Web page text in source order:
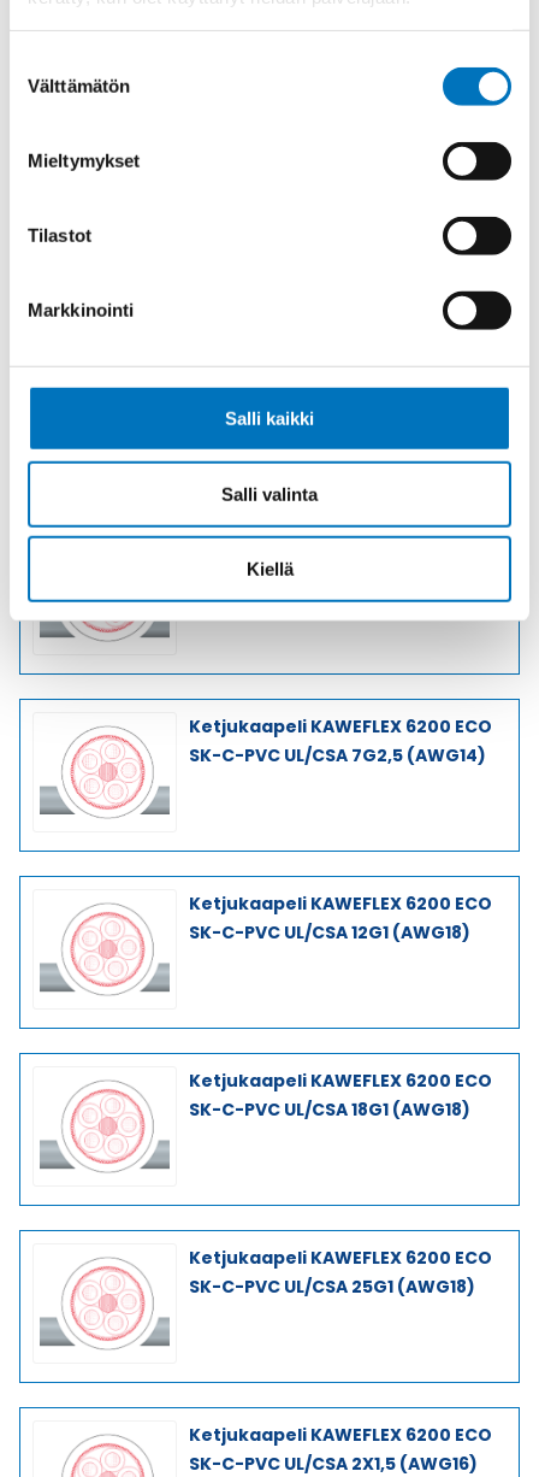
valinta
Välttämätön
Mieltymykset
Tilastot
Markkinointi
Salli kaikki
Salli valinta
Kiellä
SK-C-PVC UL/CSA 3G2,5 (AWG14)
Ketjukaapeli KAWEFLEX 6200 ECO
SK-C-PVC UL/CSA 5G2,5 (AWG14)
Ketjukaapeli KAWEFLEX 6200 ECO
SK-C-PVC UL/CSA 7G2,5 (AWG14)
Ketjukaapeli KAWEFLEX 6200 ECO
SK-C-PVC UL/CSA 12G1 (AWG18)
Ketjukaapeli KAWEFLEX 6200 ECO
SK-C-PVC UL/CSA 18G1 (AWG18)
Ketjukaapeli KAWEFLEX 6200 ECO
SK-C-PVC UL/CSA 25G1 (AWG18)
Ketjukaapeli KAWEFLEX 6200 ECO
SK-C-PVC UL/CSA 2X1,5 (AWG16)